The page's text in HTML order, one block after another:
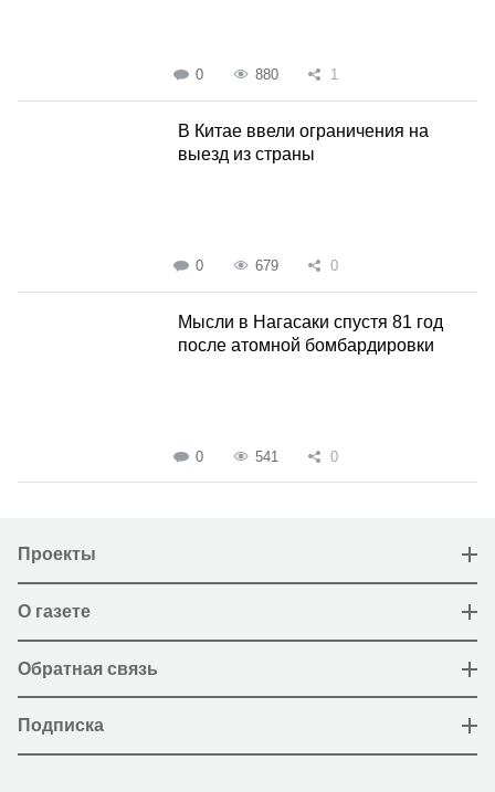
0 880 1
В Китае ввели ограничения на
выезд из страны
0 679 0
Мысли в Нагасаки спустя 81 год
после атомной бомбардировки
0 541 0
Проекты
О газете
Обратная связь
Подписка